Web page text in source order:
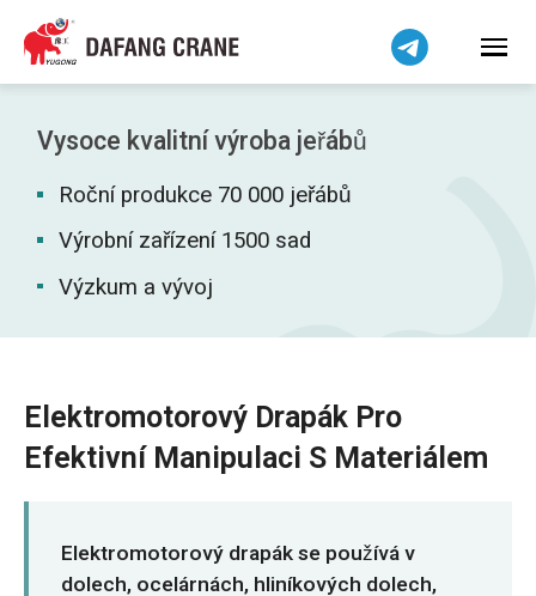
Vysoce kvalitní výroba jeřábů
Roční produkce 70 000 jeřábů
Výrobní zařízení 1500 sad
Výzkum a vývoj
Elektromotorový Drapák Pro
Efektivní Manipulaci S Materiálem
Elektromotorový drapák se používá v
dolech, ocelárnách, hliníkových dolech,
हिन्दी
Bahasa Indonesia
Bahasa Melayu
Tiếng Việt
简体中文
বাংলা
فارسی
Pilipino
Kiswahili
Dansk
Norsk
O‘zbekcha